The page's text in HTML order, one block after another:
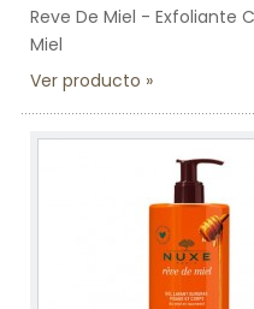
Reve De Miel - Exfoliante
Miel
Ver producto